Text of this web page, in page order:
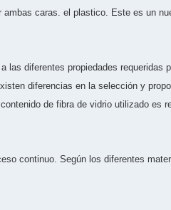
caras. el plastico. Este es un
las diferentes propiedades requeridas
diferencias en la selección y
de fibra de vidrio utilizado es
continuo. Según los diferentes